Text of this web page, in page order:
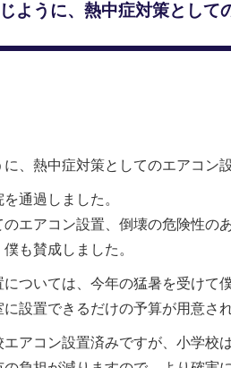
ように、熱中症対策とし
、熱中症対策としてのエアコン
通過しました。
エアコン設置、倒壊の危険性の
も賛成しました。
ついては、今年の猛暑を受けて
設置できるだけの予算が用意さ
アコン設置済みですが、小学校